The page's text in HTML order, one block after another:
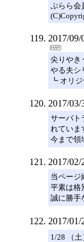
ぷらら会
2017/09/
尖りやき
やる夫シ
┗ オリ
2017/03/
サーバト
れていま
今まで領
2017/02/
当ページ
平素は格
誠に勝手
2017/01/
1/28 （土